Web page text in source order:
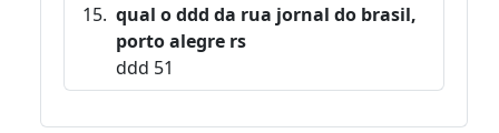
qual o ddd da rua jornal do brasil,
porto alegre rs
ddd 51